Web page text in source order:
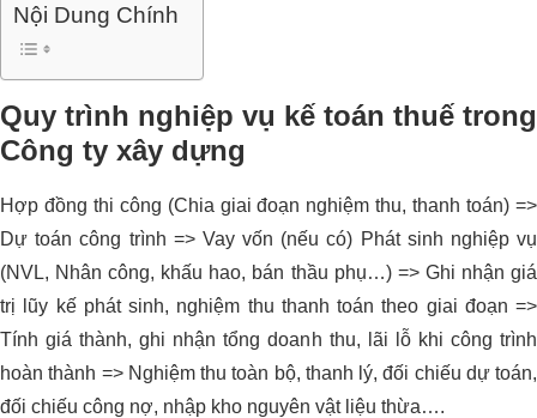
Nội Dung Chính
Quy trình nghiệp vụ kế toán thuế trong
Công ty xây dựng
Hợp đồng thi công (Chia giai đoạn nghiệm thu, thanh toán) =>
Dự toán công trình => Vay vốn (nếu có) Phát sinh nghiệp vụ
(NVL, Nhân công, khấu hao, bán thầu phụ…) => Ghi nhận giá
trị lũy kế phát sinh, nghiệm thu thanh toán theo giai đoạn =>
Tính giá thành, ghi nhận tổng doanh thu, lãi lỗ khi công trình
hoàn thành => Nghiệm thu toàn bộ, thanh lý, đối chiếu dự toán,
đối chiếu công nợ, nhập kho nguyên vật liệu thừa….